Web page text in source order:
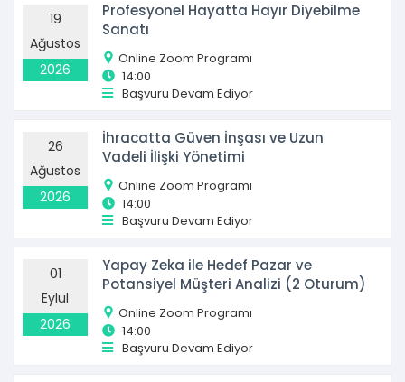
19
Ağustos
2026
Profesyonel Hayatta Hayır Diyebilme
Sanatı
Online Zoom Programı
14:00
Başvuru Devam Ediyor
26
Ağustos
2026
İhracatta Güven İnşası ve Uzun
Vadeli İlişki Yönetimi
Online Zoom Programı
14:00
Başvuru Devam Ediyor
01
Eylül
2026
Yapay Zeka ile Hedef Pazar ve
Potansiyel Müşteri Analizi (2 Oturum)
Online Zoom Programı
14:00
Başvuru Devam Ediyor